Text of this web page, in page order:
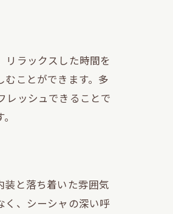
リラックスした時間を
ことができます。多
レッシュできることで
と落ち着いた雰囲気
く、シーシャの深い呼